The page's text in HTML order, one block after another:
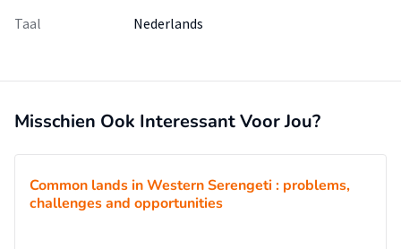
Taal
Nederlands
Misschien Ook Interessant Voor Jou?
Common lands in Western Serengeti : problems,
challenges and opportunities